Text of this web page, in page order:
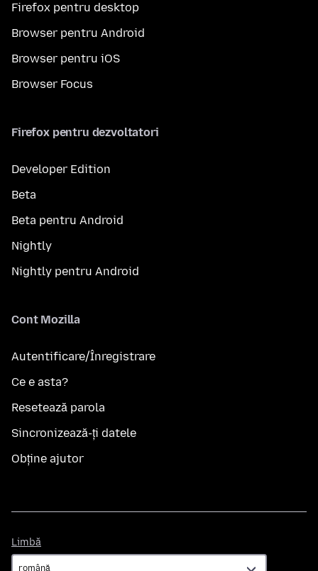
Firefox pentru desktop
Browser pentru Android
Browser pentru iOS
Browser Focus
Firefox pentru dezvoltatori
Developer Edition
Beta
Beta pentru Android
Nightly
Nightly pentru Android
Cont Mozilla
Autentificare/Înregistrare
Ce e asta?
Resetează parola
Sincronizează-ți datele
Obține ajutor
Limbă